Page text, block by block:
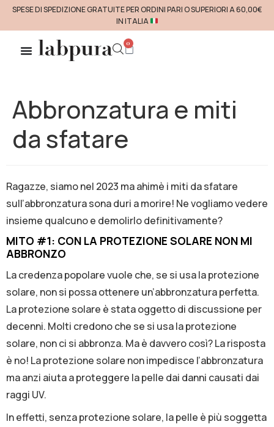
SPESE DI SPEDIZIONE GRATUITE PER ORDINI PARI O SUPERIORI A 60,00€
IN ITALIA
0
Abbronzatura e miti
da sfatare
Ragazze, siamo nel 2023 ma ahimè i miti da sfatare
sull’abbronzatura sona duri a morire! Ne vogliamo vedere
insieme qualcuno e demolirlo definitivamente?
MITO #1: CON LA PROTEZIONE SOLARE NON MI
ABBRONZO
La credenza popolare vuole che, se si usa la protezione
solare, non si possa ottenere un’abbronzatura perfetta.
La protezione solare è stata oggetto di discussione per
decenni. Molti credono che se si usa la protezione
solare, non ci si abbronza. Ma è davvero così? La risposta
è no! La protezione solare non impedisce l’abbronzatura
ma anzi aiuta a proteggere la pelle dai danni causati dai
raggi UV.
ln effetti, senza protezione solare, la pelle è più soggetta